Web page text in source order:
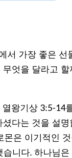
서 가장 좋은 선
엇을 달라고 할
왕기상 3:5-14
셨다는 것을 설명
몬은 이기적인
습니다. 하나님은